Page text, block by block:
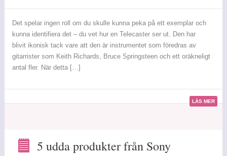
–
designikoner
Det spelar ingen roll om du skulle kunna peka på ett exemplar och
kunna identifiera det – du vet hur en Telecaster ser ut. Den har
blivit ikonisk tack vare att den är instrumentet som föredras av
gitarrister som Keith Richards, Bruce Springsteen och ett oräkneligt
antal fler. När detta […]
LÄS MER
5 udda produkter från Sony